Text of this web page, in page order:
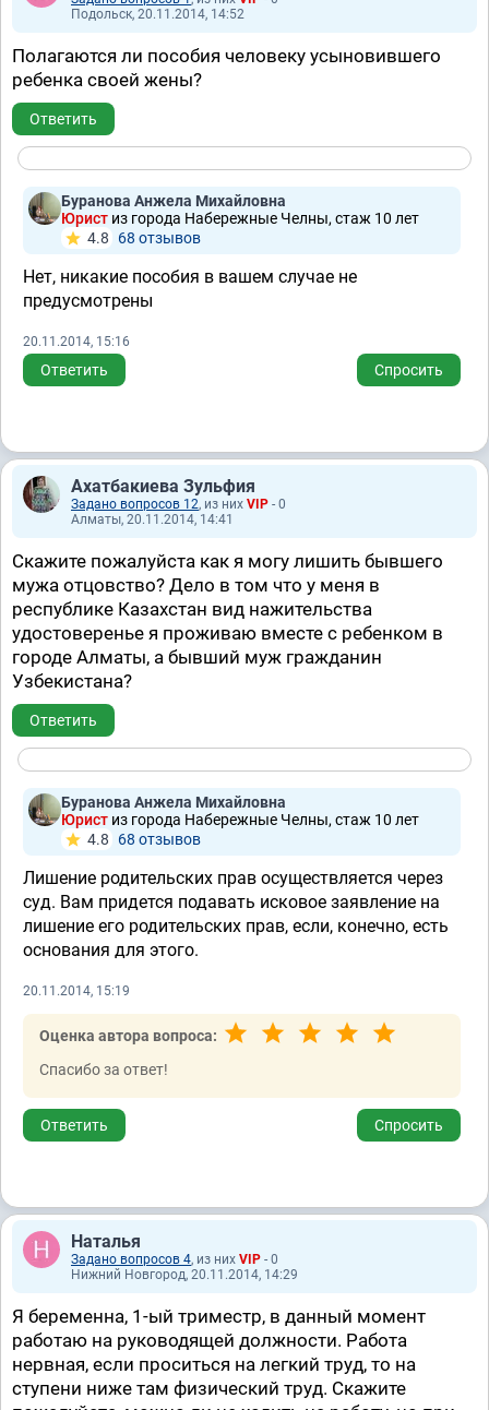
Подольск, 20.11.2014, 14:52
Полагаются ли пособия человеку усыновившего
ребенка своей жены?
Ответить
Буранова Анжела Михайловна
Юрист из города Набережные Челны, стаж 10 лет
4.8
68 отзывов
Нет, никакие пособия в вашем случае не
предусмотрены
20.11.2014, 15:16
Ответить Спросить
Ахатбакиева Зульфия
Задано вопросов 12, из них VIP - 0
Алматы, 20.11.2014, 14:41
Скажите пожалуйста как я могу лишить бывшего
мужа отцовство? Дело в том что у меня в
республике Казахстан вид нажительства
удостоверенье я проживаю вместе с ребенком в
городе Алматы, а бывший муж гражданин
Узбекистана?
Ответить
Буранова Анжела Михайловна
Юрист из города Набережные Челны, стаж 10 лет
4.8
68 отзывов
Лишение родительских прав осуществляется через
суд. Вам придется подавать исковое заявление на
лишение его родительских прав, если, конечно, есть
основания для этого.
20.11.2014, 15:19
Оценка автора вопроса:
Спасибо за ответ!
Ответить Спросить
Наталья
Задано вопросов 4, из них VIP - 0
Нижний Новгород, 20.11.2014, 14:29
Я беременна, 1-ый триместр, в данный момент
работаю на руководящей должности. Работа
нервная, если проситься на легкий труд, то на
ступени ниже там физический труд. Скажите